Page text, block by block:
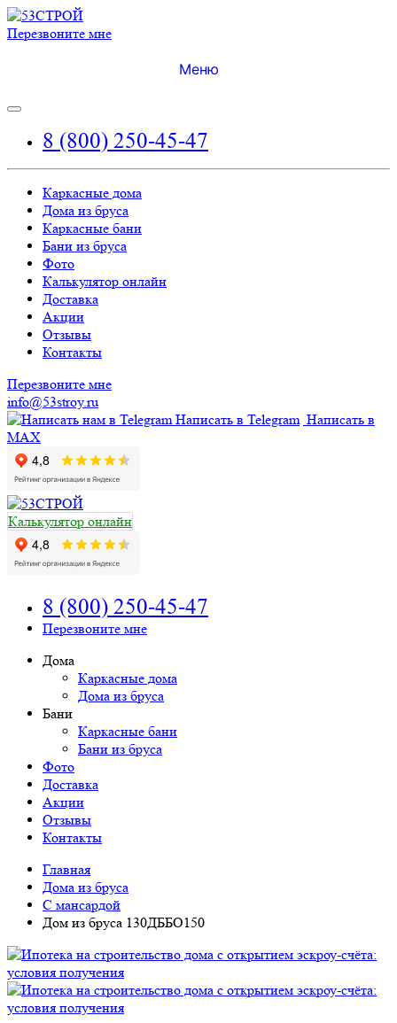
Перезвоните мне
Меню
8 (800) 250-45-47
Каркасные дома
Дома из бруса
Каркасные бани
Бани из бруса
Фото
Калькулятор онлайн
Доставка
Акции
Отзывы
Контакты
Перезвоните мне
info@53stroy.ru
Написать в Telegram Написать в
MAX
Калькулятор онлайн
8 (800) 250-45-47
Перезвоните мне
Дома
Каркасные дома
Дома из бруса
Бани
Каркасные бани
Бани из бруса
Фото
Доставка
Акции
Отзывы
Контакты
Главная
Дома из бруса
С мансардой
Дом из бруса 130ДББО150